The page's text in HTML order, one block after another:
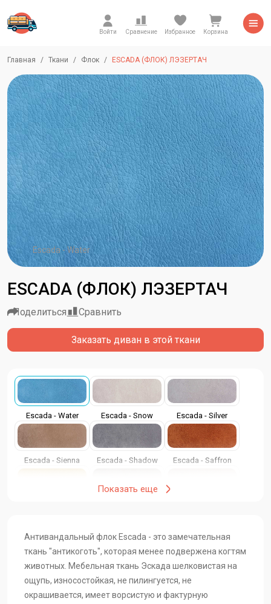
Войти Сравнение Избранное Корзина
Главная Ткани Флок ESCADA (ФЛОК) ЛЭЗЕРТАЧ
Escada - Water
ESCADA (ФЛОК) ЛЭЗЕРТАЧ
Заказать диван в этой ткани
Поделиться Сравнить
Escada - Water Escada - Snow Escada - Silver
Escada - Sienna Escada - Shadow Escada - Saffron
Escada - Lungo Escada - Fog Escada - Emerald
Escada - Blossom Escada - Ash
Показать еще
Антивандальный флок Escada - это замечательная
ткань "антикоготь", которая менее подвержена когтям
животных. Мебельная ткань Эскада шелковистая на
ощупь, износостойкая, не пилингуется, не
окрашивается, имеет ворсистую и фактурную